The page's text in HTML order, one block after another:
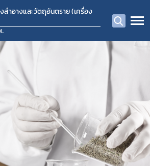
ำอางและวัตถุอันตราย (เครื่อง